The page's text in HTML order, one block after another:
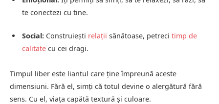
te conectezi cu tine.
Social: Construiești relații sănătoase, petreci timp de
calitate cu cei dragi.
Timpul liber este liantul care ține împreună aceste
dimensiuni. Fără el, simți că totul devine o alergătură fără
sens. Cu el, viața capătă textură și culoare.